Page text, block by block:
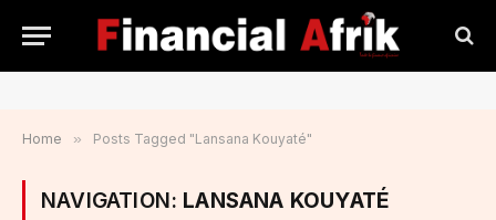
Home » Posts Tagged "Lansana Kouyaté"
NAVIGATION: LANSANA KOUYATÉ